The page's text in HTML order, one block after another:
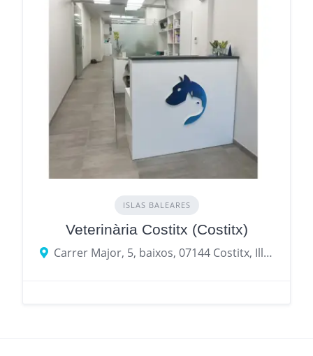
ISLAS BALEARES
Veterinària Costitx (Costitx)
Carrer Major, 5, baixos, 07144 Costitx, Illes Balears, Spain